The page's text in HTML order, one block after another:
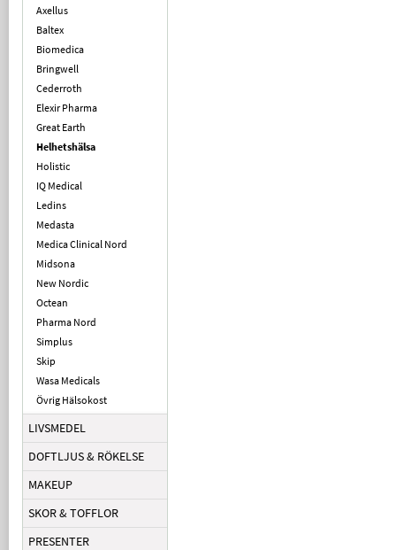
Axellus
Baltex
Biomedica
Bringwell
Cederroth
Elexir Pharma
Great Earth
Helhetshälsa
Holistic
IQ Medical
Ledins
Medasta
Medica Clinical Nord
Midsona
New Nordic
Octean
Pharma Nord
Simplus
Skip
Wasa Medicals
Övrig Hälsokost
LIVSMEDEL
DOFTLJUS & RÖKELSE
MAKEUP
SKOR & TOFFLOR
PRESENTER